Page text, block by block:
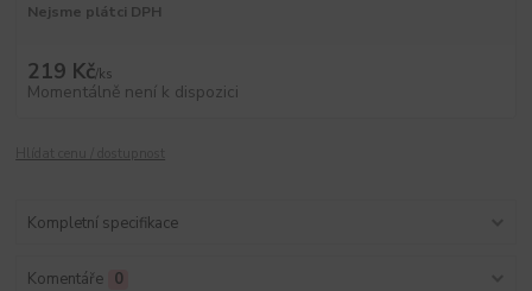
Nejsme plátci DPH
219 Kč/ks
Momentálně není k dispozici
Kompletní specifikace
Komentáře 0